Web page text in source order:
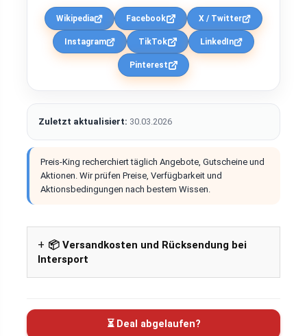
Wikipedia Facebook X / Twitter
Instagram TikTok LinkedIn
Pinterest
Zuletzt aktualisiert: 30.03.2026
Preis-King recherchiert täglich Angebote, Gutscheine und
Aktionen. Wir prüfen Preise, Verfügbarkeit und
Aktionsbedingungen nach bestem Wissen.
📦 Versandkosten und Rücksendung bei
Intersport
⏳ Deal abgelaufen?